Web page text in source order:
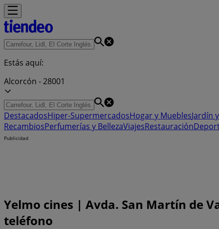
Estás aquí:
Alcorcón - 28001
DestacadosHiper-SupermercadosHogar y MueblesJardín
RecambiosPerfumerías y BellezaViajesRestauración
Publicidad
Yelmo cines | Avda. San Martín de
teléfono